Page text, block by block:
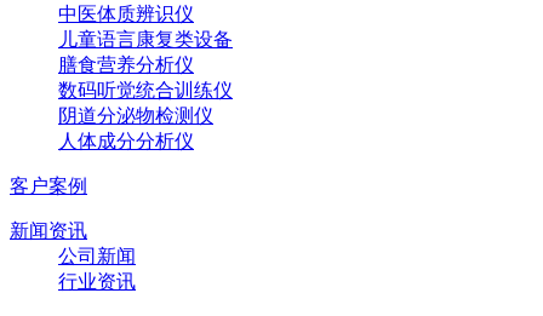
中医体质辨识仪
儿童语言康复类设备
膳食营养分析仪
数码听觉统合训练仪
阴道分泌物检测仪
人体成分分析仪
客户案例
新闻资讯
公司新闻
行业资讯